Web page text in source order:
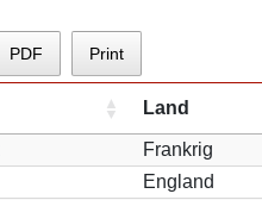
PDF Print
Land
Frankrig
England